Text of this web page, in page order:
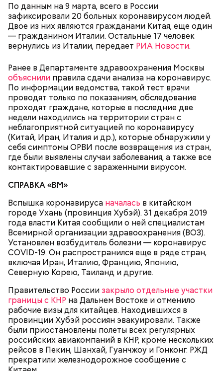
По данным на 9 марта, всего в России
зафиксировали 20 больных коронавирусом людей.
Двое из них являются гражданами Китая, еще один
— гражданином Италии. Остальные 17 человек
вернулись из Италии, передает РИА Новости.
Ранее в Департаменте здравоохранения Москвы
объяснили правила сдачи анализа на коронавирус.
По информации ведомства, такой тест врачи
проводят только по показаниям, обследование
проходят граждане, которые в последние две
недели находились на территории стран с
неблагоприятной ситуацией по коронавирусу
(Китай, Иран, Италия и др.), которые обнаружили у
себя симптомы ОРВИ после возвращения из стран,
где были выявлены случаи заболевания, а также все
контактировавшие с зараженными вирусом.
СПРАВКА «ВМ»
Вспышка коронавируса началась в китайском
городе Ухань (провинция Хубэй). 31 декабря 2019
года власти Китая сообщили о ней специалистам
Всемирной организации здравоохранения (ВОЗ).
Установлен возбудитель болезни — коронавирус
COVID-19. Он распространился еще в ряде стран,
включая Иран, Италию, Францию, Японию,
Северную Корею, Таиланд и другие.
Правительство Россиизакрыло отдельные участки
границы с КНР на Дальнем Востоке и отменило
рабочие визы для китайцев. Находившихся в
провинции Хубэй россиян эвакуировали. Также
были приостановлены полеты всех регулярных
российских авиакомпаний в КНР, кроме нескольких
рейсов в Пекин, Шанхай, Гуанчжоу и Гонконг. РЖД
прекратили железнодорожное сообщение с